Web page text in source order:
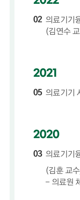
02 의료기기
(김연수
2021
05 의료기기
2020
03 의료기기
(김훈 교
- 의료원